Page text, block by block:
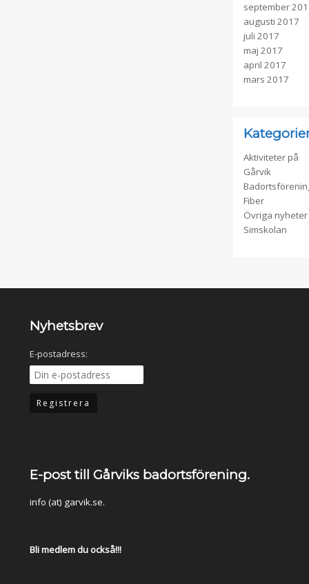
september
augusti 2017
juli 2017
maj 2017
april 2017
mars 2017
Aktiviteter på
Gårvik
Fiber
Övriga nyheter
Simskolan
Nyhetsbrev
E-postadress:
E-post till Gårviks badortsförening.
info (at) garvik.se.
Bli medlem du också!!!